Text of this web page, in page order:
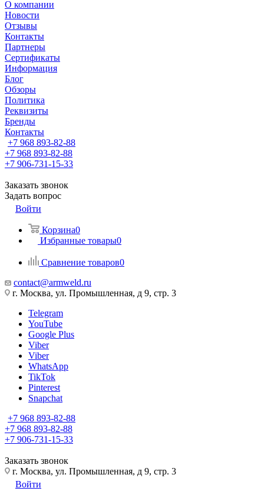
О компании
Новости
Отзывы
Контакты
Партнеры
Сертификаты
Информация
Блог
Обзоры
Политика
Реквизиты
Бренды
Контакты
+7 968 893-82-88
+7 968 893-82-88
+7 906-731-15-33
Заказать звонок
Задать вопрос
Войти
Корзина0
Избранные товары0
Сравнение товаров0
contact@armweld.ru
г. Москва, ул. Промышленная, д 9, стр. 3
Telegram
YouTube
Google Plus
Viber
Viber
WhatsApp
TikTok
Pinterest
Snapchat
+7 968 893-82-88
+7 968 893-82-88
+7 906-731-15-33
Заказать звонок
г. Москва, ул. Промышленная, д 9, стр. 3
Войти